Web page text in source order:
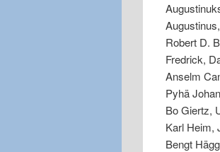
Robert D.
Fredrick,
Anselm
Pyhä
Bo Giertz,
Karl Heim,
Bengt